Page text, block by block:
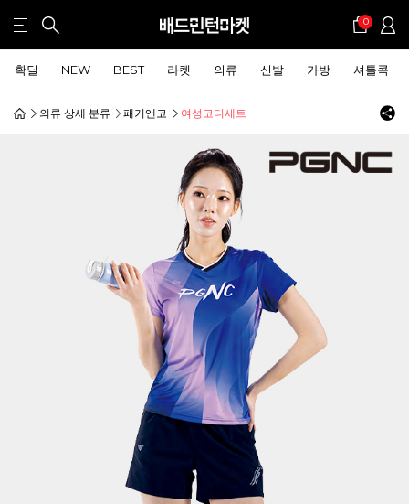
0
확딜 NEW BEST 라켓 의류 신발 가방 셔틀콕
의류 상세 분류 패기앤코 여성코디세트